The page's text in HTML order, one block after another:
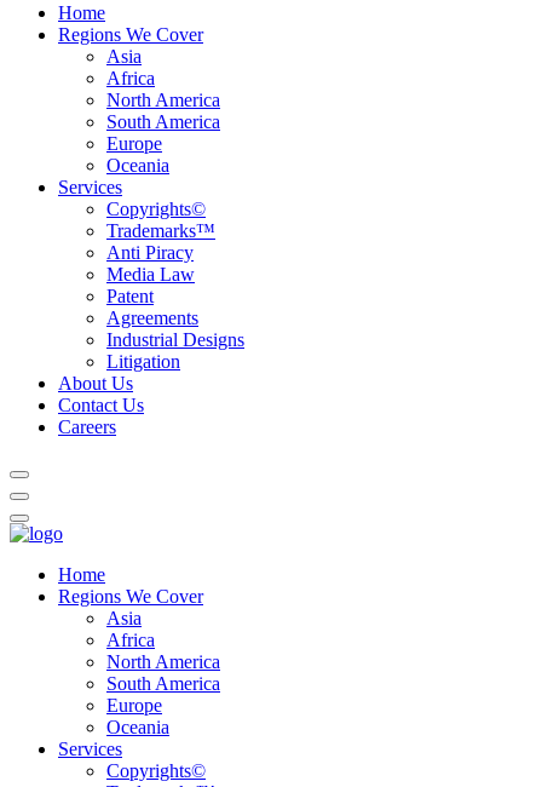
Home
Regions We Cover
Asia
Africa
North America
South America
Europe
Oceania
Services
Copyrights©
Trademarks™
Anti Piracy
Media Law
Patent
Agreements
Industrial Designs
Litigation
About Us
Contact Us
Careers
Home
Regions We Cover
Asia
Africa
North America
South America
Europe
Oceania
Services
Copyrights©